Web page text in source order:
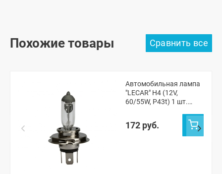
Похожие товары
Автомобильная лампа
"LECAR" H4 (12V,
60/55W, P43t) 1 шт.
172 руб.